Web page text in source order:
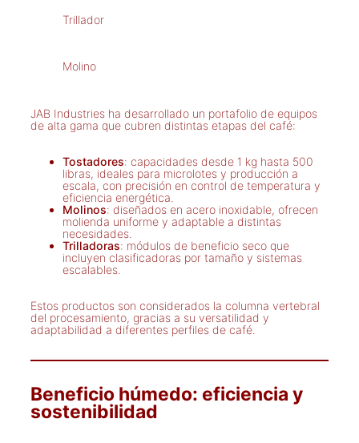
Trillador
Molino
JAB Industries ha desarrollado un portafolio de equipos
de alta gama que cubren distintas etapas del café:
Tostadores: capacidades desde 1 kg hasta 500
libras, ideales para microlotes y producción a
escala, con precisión en control de temperatura y
eficiencia energética.
Molinos: diseñados en acero inoxidable, ofrecen
molienda uniforme y adaptable a distintas
necesidades.
Trilladoras: módulos de beneficio seco que
incluyen clasificadoras por tamaño y sistemas
escalables.
Estos productos son considerados la columna vertebral
del procesamiento, gracias a su versatilidad y
adaptabilidad a diferentes perfiles de café.
Beneficio húmedo: eficiencia y
sostenibilidad